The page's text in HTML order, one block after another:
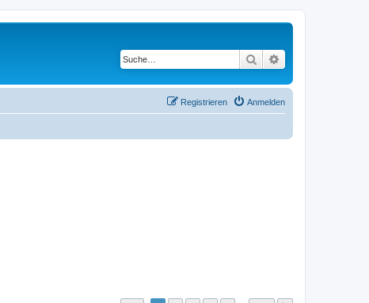
Suche
Anmelden
Registrieren